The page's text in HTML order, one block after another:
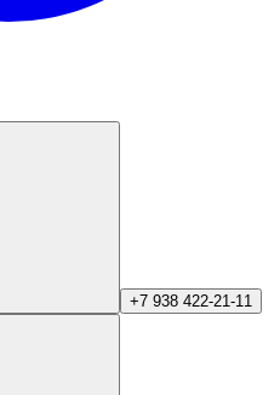
+7 938 422-21-11